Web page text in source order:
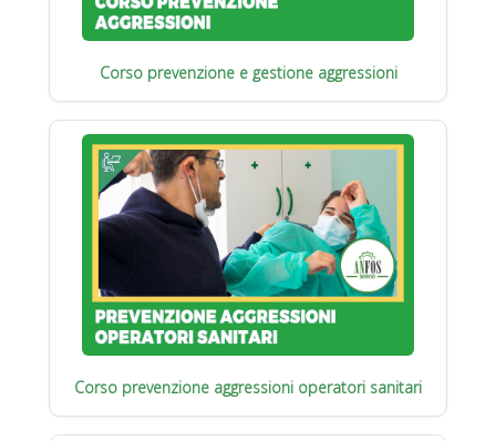
Corso prevenzione e gestione aggressioni
Corso prevenzione aggressioni operatori sanitari